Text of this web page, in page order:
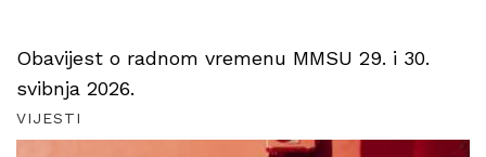
Obavijest o radnom vremenu MMSU 29. i 30.
svibnja 2026.
VIJESTI